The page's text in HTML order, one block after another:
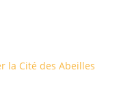
la Cité des Abeilles